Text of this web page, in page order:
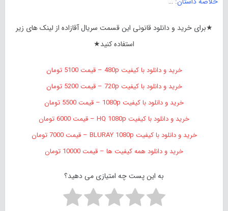
★برای خرید و دانلود قانونی این قسمت سریال آقازاده از لینک های زیر
استفاده کنید★
خرید و دانلود با کیفیت 480p – قیمت 5100 تومان
خرید و دانلود با کیفیت 720p – قیمت 5200 تومان
خرید و دانلود با کیفیت 1080p – قیمت 5500 تومان
خرید و دانلود با کیفیت HQ 1080p – قیمت 6000 تومان
خرید و دانلود با کیفیت BLURAY 1080p – قیمت 7000 تومان
خرید و دانلود همه کیفیت ها – قیمت 10000 تومان
به این پست چه امتیازی می دهید؟